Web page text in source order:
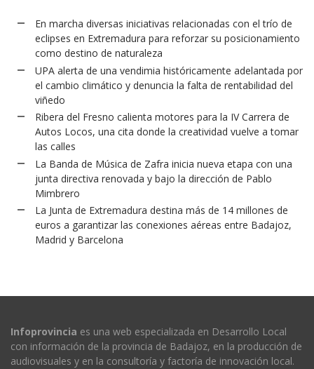
En marcha diversas iniciativas relacionadas con el trío de
eclipses en Extremadura para reforzar su posicionamiento
como destino de naturaleza
UPA alerta de una vendimia históricamente adelantada por
el cambio climático y denuncia la falta de rentabilidad del
viñedo
Ribera del Fresno calienta motores para la IV Carrera de
Autos Locos, una cita donde la creatividad vuelve a tomar
las calles
La Banda de Música de Zafra inicia nueva etapa con una
junta directiva renovada y bajo la dirección de Pablo
Mimbrero
La Junta de Extremadura destina más de 14 millones de
euros a garantizar las conexiones aéreas entre Badajoz,
Madrid y Barcelona
Infoprovincia es una web especializada en Desarrollo Local
con información de la provincia de Badajoz, en la producción de
audiovisuales y en la consultoría y factoría de innovación local.